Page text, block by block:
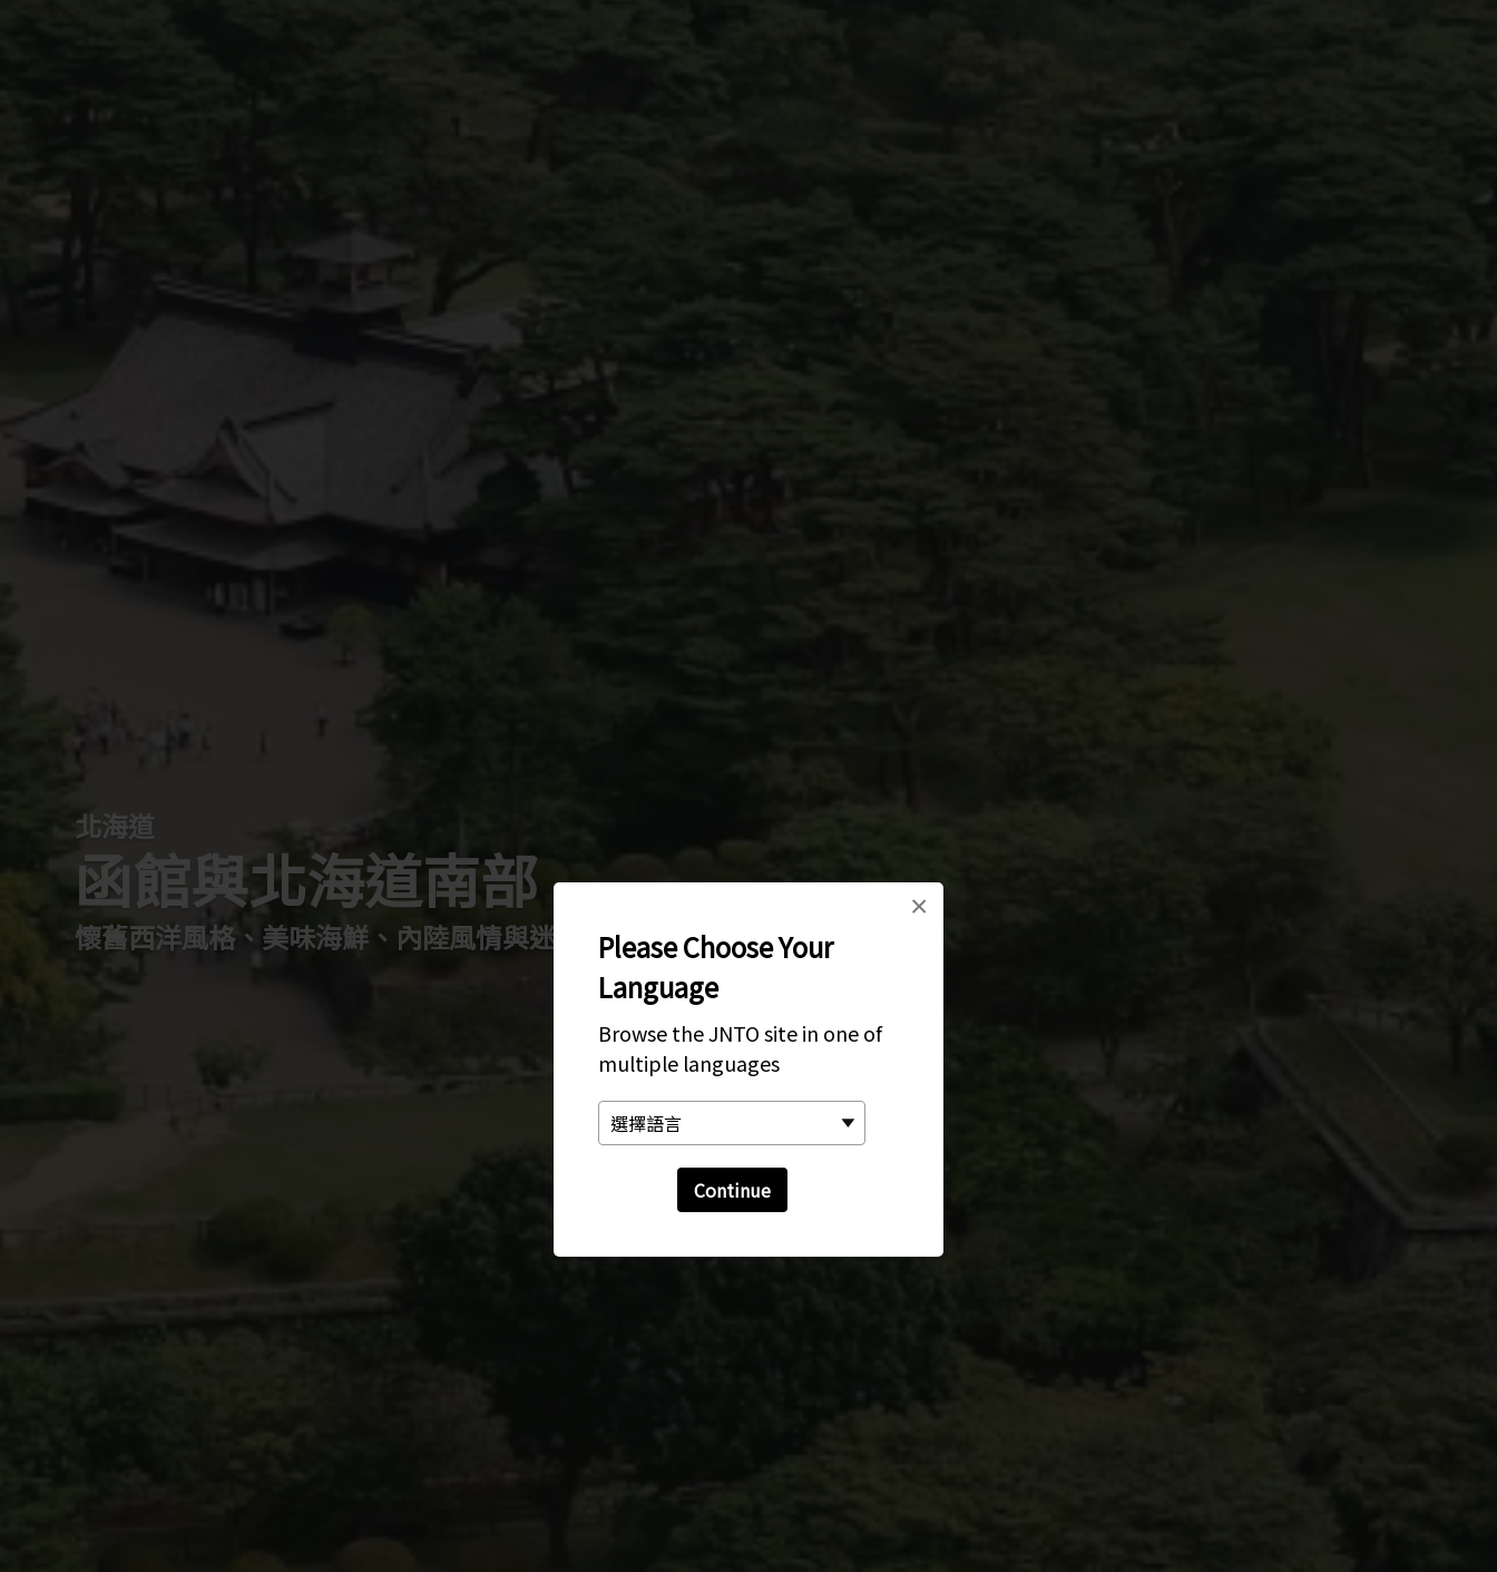
Please Choose Your
Language
Browse the JNTO site in one of
multiple languages
Continue
×
北海道
函館與北海道南部
懷舊西洋風格、美味海鮮、內陸風情與迷人夜景